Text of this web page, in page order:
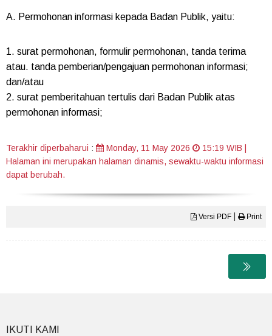
A. Permohonan informasi kepada Badan Publik, yaitu:
1. surat permohonan, formulir permohonan, tanda terima
atau. tanda pemberian/pengajuan permohonan informasi;
dan/atau
2. surat pemberitahuan tertulis dari Badan Publik atas
permohonan informasi;
Terakhir diperbaharui : Monday, 11 May 2026 15:19 WIB
Halaman ini merupakan halaman dinamis, sewaktu-waktu informasi
dapat berubah.
Versi PDF Print
IKUTI KAMI